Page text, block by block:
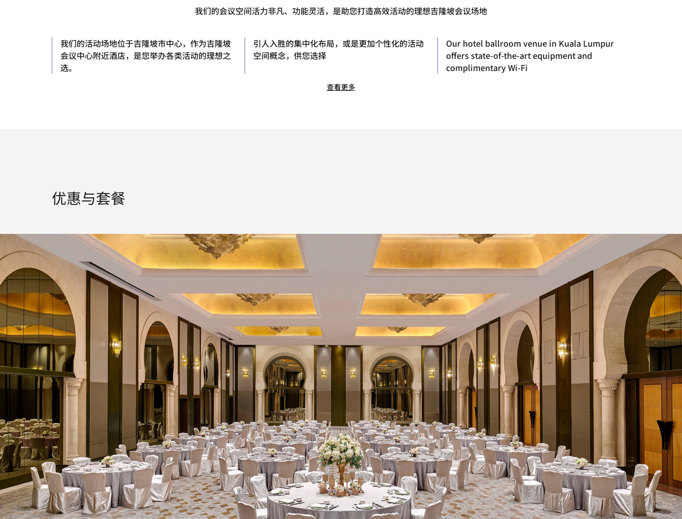
我们的会议空间活力非凡、功能灵活，是助您打造高效活动的理想吉隆坡会议场地
我们的活动场地位于吉隆坡市中心，作为吉隆坡
会议中心附近酒店，是您举办各类活动的理想之
选。
引人入胜的集中化布局，或是更加个性化的活动
空间概念，供您选择
Our hotel ballroom venue in Kuala Lumpur
offers state-of-the-art equipment and
complimentary Wi-Fi
查看更多
优惠与套餐